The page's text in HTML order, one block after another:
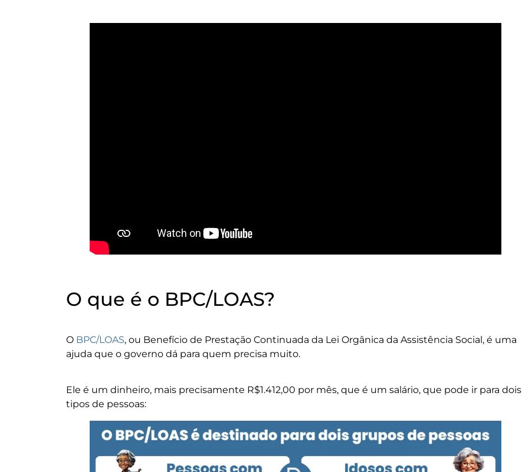
O que é o BPC/LOAS?
O BPC/LOAS, ou Benefício de Prestação Continuada da Lei Orgânica da Assistência Social, é uma
ajuda que o governo dá para quem precisa muito.
Ele é um dinheiro, mais precisamente R$1.412,00 por mês, que é um salário, que pode ir para dois
tipos de pessoas: